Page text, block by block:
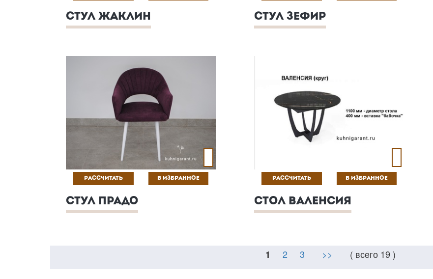
СТУЛ ЖАКЛИН СТУЛ ЗЕФИР
РАССЧИТАТЬ В ИЗБРАННОЕ
СТУЛ ПРАДО
РАССЧИТАТЬ В ИЗБРАННОЕ
СТОЛ ВАЛЕНСИЯ
1 2 3 >> ( всего 19 )